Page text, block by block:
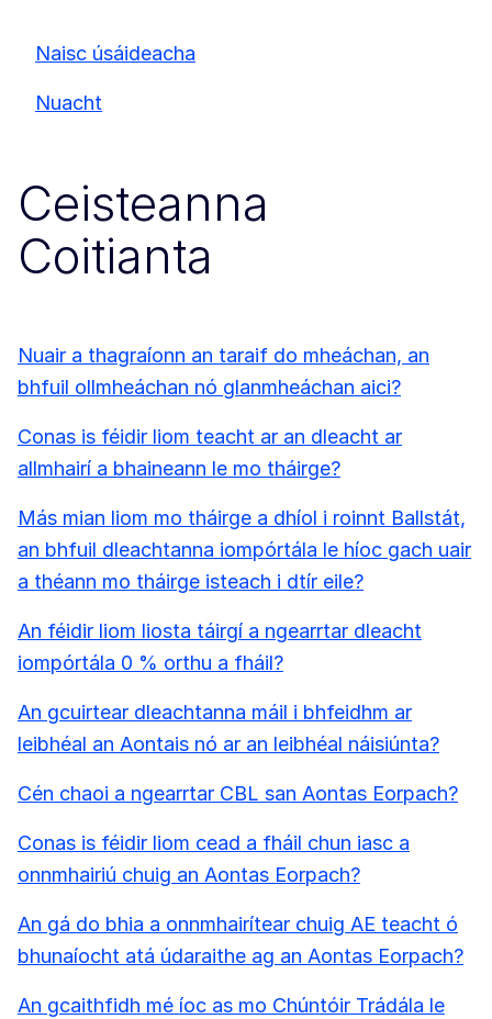
Naisc úsáideacha
Nuacht
Ceisteanna
Coitianta
Nuair a thagraíonn an taraif do mheáchan, an
bhfuil ollmheáchan nó glanmheáchan aici?
Conas is féidir liom teacht ar an dleacht ar
allmhairí a bhaineann le mo tháirge?
Más mian liom mo tháirge a dhíol i roinnt Ballstát,
an bhfuil dleachtanna iompórtála le híoc gach uair
a théann mo tháirge isteach i dtír eile?
An féidir liom liosta táirgí a ngearrtar dleacht
iompórtála 0 % orthu a fháil?
An gcuirtear dleachtanna máil i bhfeidhm ar
leibhéal an Aontais nó ar an leibhéal náisiúnta?
Cén chaoi a ngearrtar CBL san Aontas Eorpach?
Conas is féidir liom cead a fháil chun iasc a
onnmhairiú chuig an Aontas Eorpach?
An gá do bhia a onnmhairítear chuig AE teacht ó
bhunaíocht atá údaraithe ag an Aontas Eorpach?
An gcaithfidh mé íoc as mo Chúntóir Trádála le